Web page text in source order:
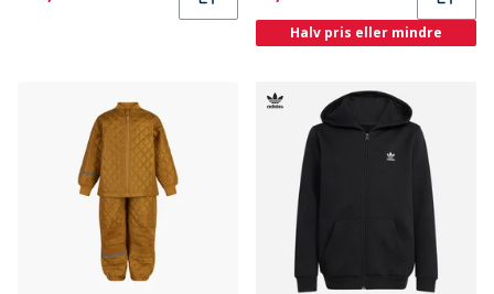
Halv pris eller mindre